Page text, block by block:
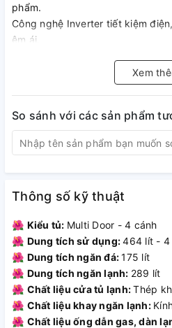
phẩm.
Công nghệ Inverter tiết kiệm
êm ái.
Trang bị hệ thống đèn LED chiếu
Bảng điều khiển cảm ứng dễ sử
ngoài cửa tủ lạnh.
Tủ Lạnh Hitachi
Lít
phẩm trong gia
Thiết kế sang
không gian bếp
Tủ Lạnh Hitachi Inverter 464 Lít
Xem
So sánh với các sản phẩm
Thông số kỹ thuật
🌺 Kiểu tủ: Multi Door - 4 cánh
🌺 Dung tích sử dụng:464 lít - 4
🌺 Dung tích ngăn đá:175 lít
🌺 Dung tích ngăn lạnh: 289 lít
🌺 Chất liệu cửa tủ lạnh:Thép
🌺 Chất liệu khay ngăn lạnh:
🌺 Chất liệu ống dẫn gas, dàn